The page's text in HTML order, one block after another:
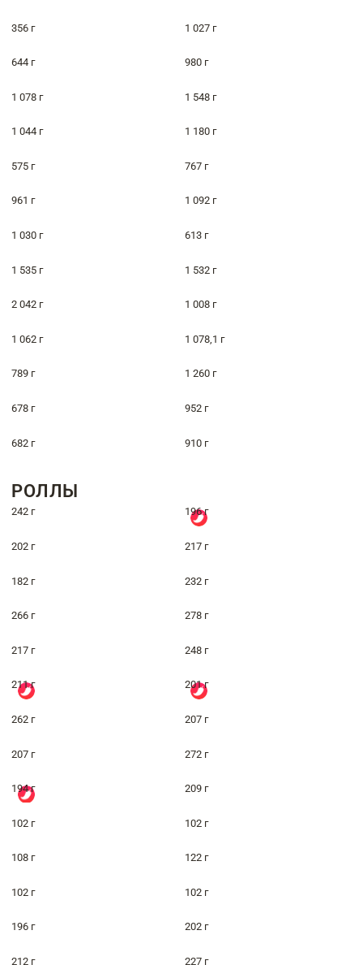
356 г 1 027 г
644 г 980 г
1 078 г 1 548 г
1 044 г 1 180 г
575 г 767 г
961 г 1 092 г
1 030 г 613 г
1 535 г 1 532 г
2 042 г 1 008 г
1 062 г 1 078,1 г
789 г 1 260 г
678 г 952 г
682 г 910 г
РОЛЛЫ
242 г 196 г
202 г 217 г
182 г 232 г
266 г 278 г
217 г 248 г
211 г 201 г
262 г 207 г
207 г 272 г
194 г 209 г
102 г 102 г
108 г 122 г
102 г 102 г
196 г 202 г
212 г 227 г